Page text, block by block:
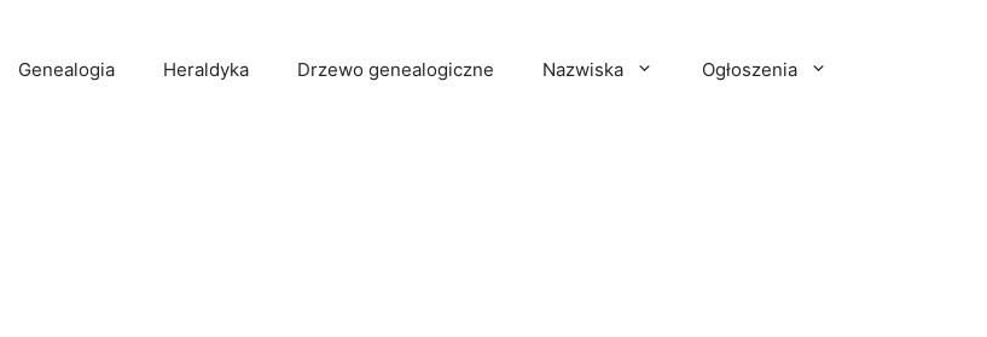
Genealogia Heraldyka Drzewo genealogiczne Nazwiska Ogłoszenia